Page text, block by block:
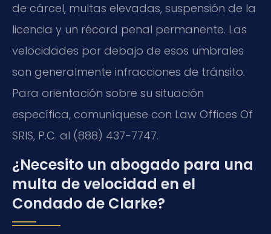
de cárcel, multas elevadas, suspensión de la
licencia y un récord penal permanente. Las
velocidades por debajo de esos umbrales
son generalmente infracciones de tránsito.
Para orientación sobre su situación
específica, comuníquese con Law Offices Of
SRIS, P.C. al (888) 437-7747.
¿Necesito un abogado para una
multa de velocidad en el
Condado de Clarke?